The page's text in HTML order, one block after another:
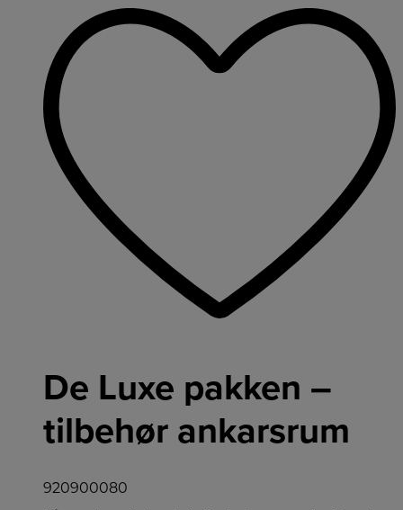
De Luxe pakken –
tilbehør ankarsrum
920900080